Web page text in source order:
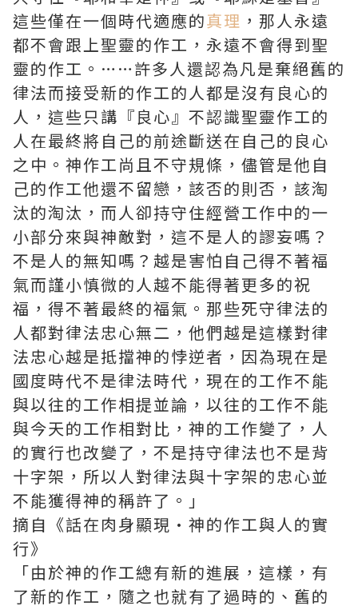
這些僅在一個時代適應的真理 ，那人永遠
都不會跟上聖靈的作工，永遠不會得到聖
靈的作工。……許多人還認為凡是棄絕舊的
律法而接受新的作工的人都是沒有良心的
人，這些只講『良心』不認識聖靈作工的
人在最終將自己的前途斷送在自己的良心
之中。神作工尚且不守規條，儘管是他自
己的作工他還不留戀，該否的則否，該淘
汰的淘汰，而人卻持守住經營工作中的一
小部分來與神敵對，這不是人的謬妄嗎？
不是人的無知嗎？越是害怕自己得不著福
氣而謹小慎微的人越不能得著更多的祝
福，得不著最終的福氣。那些死守律法的
人都對律法忠心無二，他們越是這樣對律
法忠心越是抵擋神的悖逆者，因為現在是
國度時代不是律法時代，現在的工作不能
與以往的工作相提並論，以往的工作不能
與今天的工作相對比，神的工作變了，人
的實行也改變了，不是持守律法也不是背
十字架，所以人對律法與十字架的忠心並
不能獲得神的稱許了。」
摘自《話在肉身顯現·神的作工與人的實
行》
「由於神的作工總有新的進展，這樣，有
了新的作工，隨之也就有了過時的、舊的